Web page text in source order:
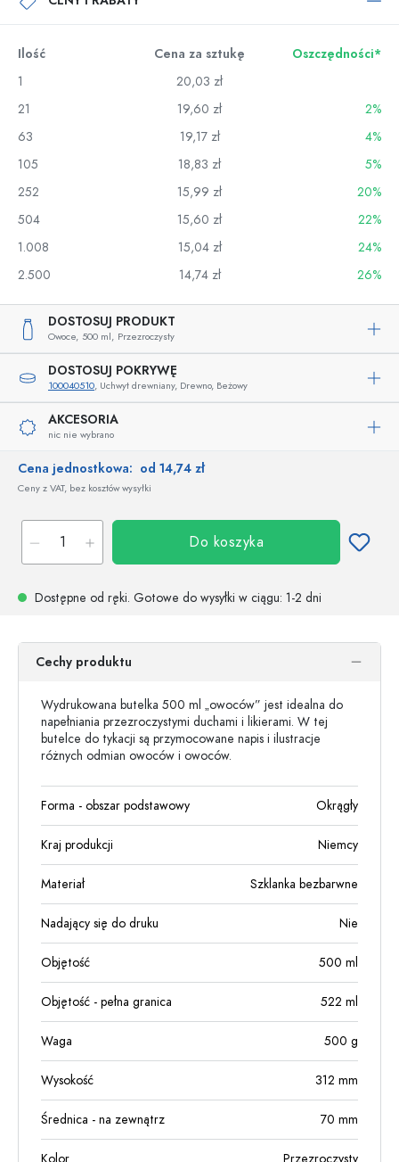
Ilość Cena za sztukę
Oszczędności*
1
20,03 zł
21
19,60 zł
2%
63
19,17 zł
4%
105
18,83 zł
5%
252
15,99 zł
20%
504
15,60 zł
22%
1.008
15,04 zł
24%
2.500
14,74 zł 26%
DOSTOSUJ PRODUKT
Owoce, 500 ml, Przezroczysty
DOSTOSUJ POKRYWĘ
100040510, Uchwyt drewniany, Drewno, Beżowy
AKCESORIA
nic nie wybrano
Cena jednostkowa: od 14,74 zł
Ceny z VAT, bez kosztów wysyłki
Do koszyka
Dostępne od ręki. Gotowe do wysyłki w ciągu: 1-2 dni
Cechy produktu
Wydrukowana butelka 500 ml „owoców” jest idealna do
napełniania przezroczystymi duchami i likierami. W tej
butelce do tykacji są przymocowane napis i ilustracje
różnych odmian owoców i owoców.
Forma - obszar podstawowy Okrągły
Kraj produkcji Niemcy
Materiał Szklanka bezbarwne
Nadający się do druku Nie
Objętość 500 ml
Objętość - pełna granica 522 ml
Waga 500 g
Wysokość 312 mm
Średnica - na zewnątrz 70 mm